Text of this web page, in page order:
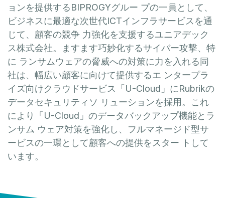
ョンを提供するBIPROGYグルー プの一員として、
ビジネスに最適な次世代ICTインフラサービスを通
じて、顧客の競争 力強化を支援するユニアデック
ス株式会社。ますます巧妙化するサイバー攻撃、特
に ランサムウェアの脅威への対策に力を入れる同
社は、幅広い顧客に向けて提供するエ ンタープラ
イズ向けクラウドサービス「U-Cloud」にRubrikの
データセキュリティソ リューションを採用。これ
により「U-Cloud」のデータバックアップ機能とラ
ンサム ウェア対策を強化し、フルマネージド型サ
ービスの一環として顧客への提供をスター トして
います。